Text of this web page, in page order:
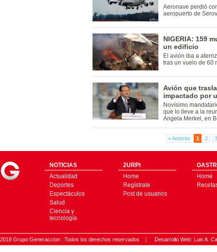
Aeronave perdió
aeropuerto de
NIGERIA: 159
un edificio
El avión iba a
tras un vuelo de 60
Avión que
impactado por
Novísimo
que lo lleve a la
Angela Merkel, en
« Anterior 1 2 3
NOTICIAS
Actualidad
Deportes
Espectáculos
Salud
Ciencia y
tecnología
2URPI
Home
Regístrate
Post de usuarios
Home
2018 Grupo Generaccion . Todos los derechos reservados | Desarrollo Web: Luis